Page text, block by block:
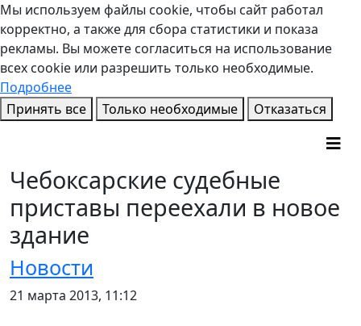
Мы используем файлы cookie, чтобы сайт работал
корректно, а также для сбора статистики и показа
рекламы. Вы можете согласиться на использование
всех cookie или разрешить только необходимые.
Подробнее
Принять все
Только необходимые Отказаться
Чебоксарские судебные
приставы переехали в новое
здание
Новости
21 марта 2013, 11:12